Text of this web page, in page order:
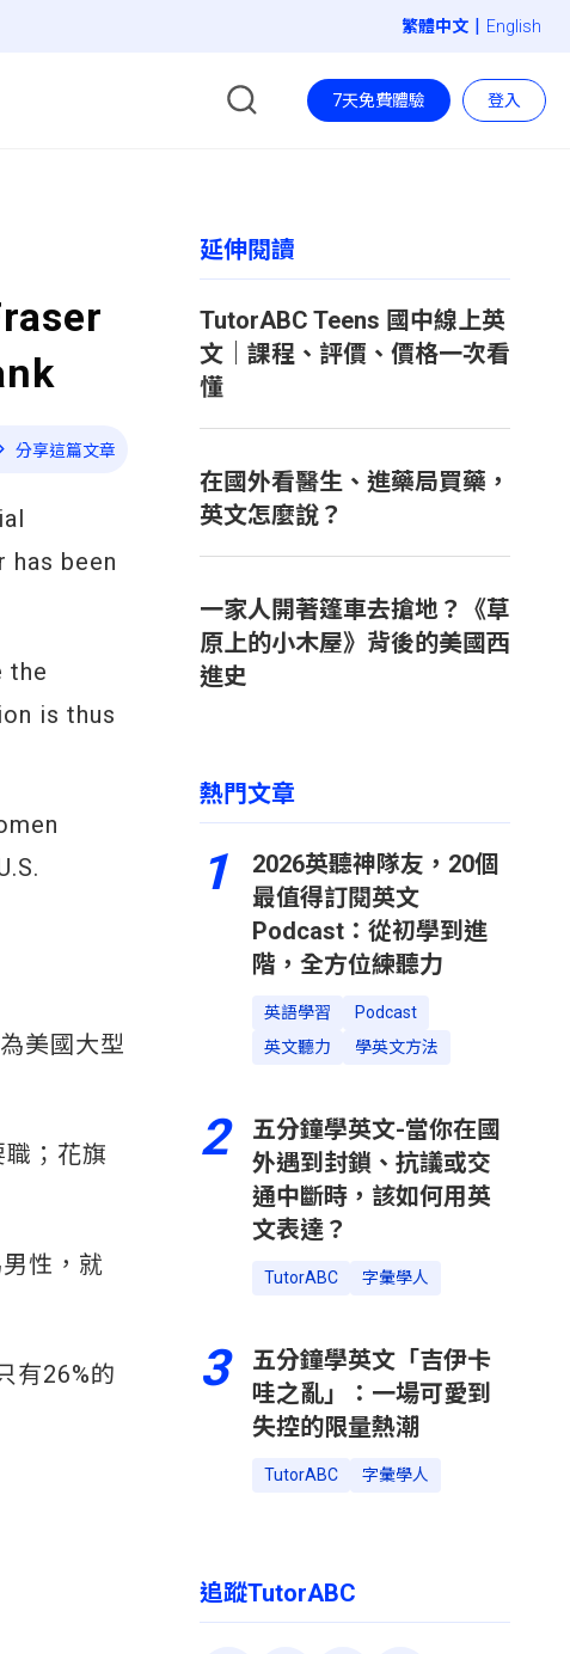
| English
7天免費體驗 登入
分享這篇文章
has been
the
is thus
美國大型
；花旗
性，就
有26%的
延伸閱讀
TutorABC Teens 國中線上英
文｜課程、評價、價格一次看
懂
在國外看醫生、進藥局買藥，
英文怎麼說？
一家人開著篷車去搶地？《草
原上的小木屋》背後的美國西
進史
熱門文章
1
2026英聽神隊友，20個
最值得訂閱英文
Podcast：從初學到進
階，全方位練聽力
英語學習
Podcast
英文聽力
學英文方法
2
五分鐘學英文-當你在國
外遇到封鎖、抗議或交
通中斷時，該如何用英
文表達？
TutorABC 字彙學人
3
五分鐘學英文「吉伊卡
哇之亂」：一場可愛到
失控的限量熱潮
TutorABC 字彙學人
追蹤TutorABC